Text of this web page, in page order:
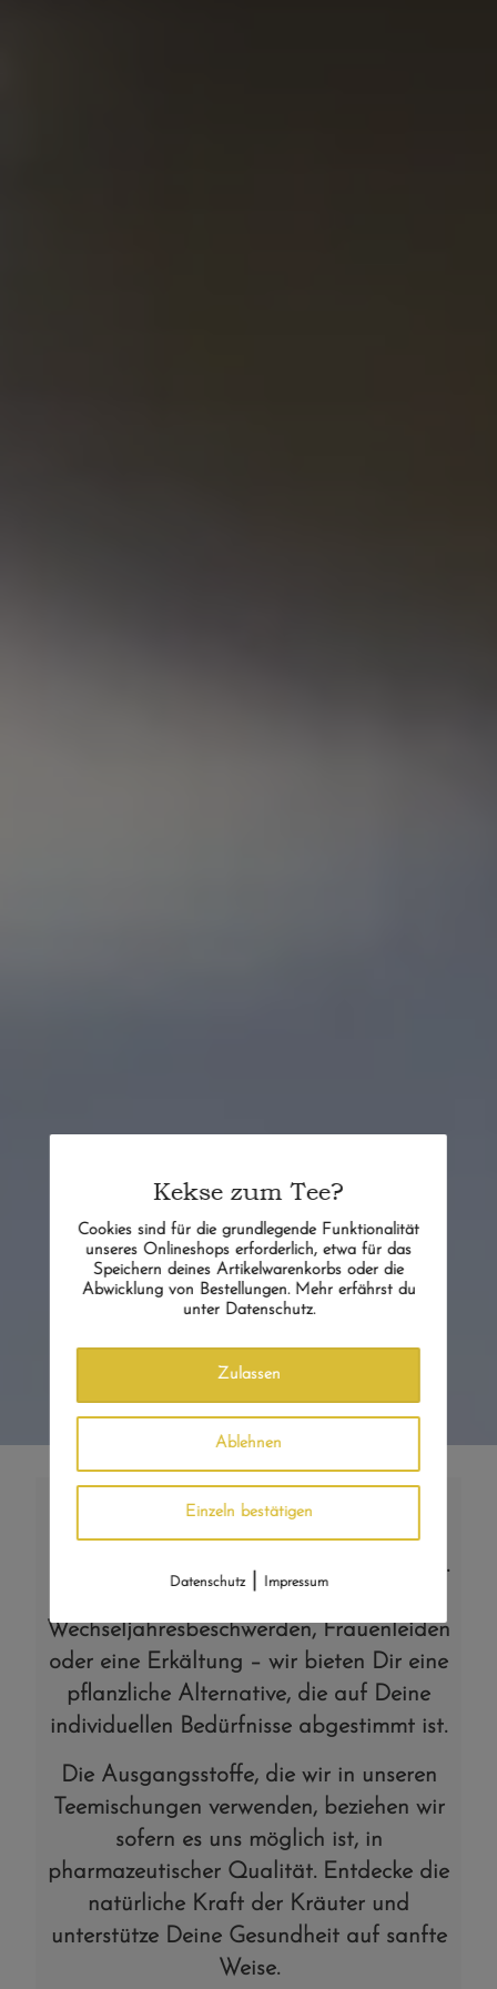
Mit unserem pharmazeutischen
Fachwissen finden wir die passende
Kräutermischung für Dein Wohlbefinden.
Ob Blasenentzündung,
Wechseljahresbeschwerden, Frauenleiden
oder eine Erkältung – wir bieten Dir eine
pflanzliche Alternative, die auf Deine
individuellen Bedürfnisse abgestimmt ist.
Die Ausgangsstoffe, die wir in unseren
Teemischungen verwenden, beziehen wir
sofern es uns möglich ist, in
pharmazeutischer Qualität. Entdecke die
natürliche Kraft der Kräuter und
unterstütze Deine Gesundheit auf sanfte
Weise.
Kekse zum Tee?
Cookies sind für die grundlegende Funktionalität
unseres Onlineshops erforderlich, etwa für das
Speichern deines Artikelwarenkorbs oder die
Abwicklung von Bestellungen. Mehr erfährst du
unter Datenschutz.
Zulassen
Ablehnen
Einzeln bestätigen
Datenschutz| Impressum